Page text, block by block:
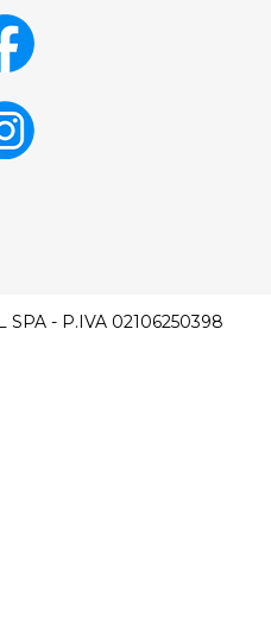
SPA - P.IVA 02106250398